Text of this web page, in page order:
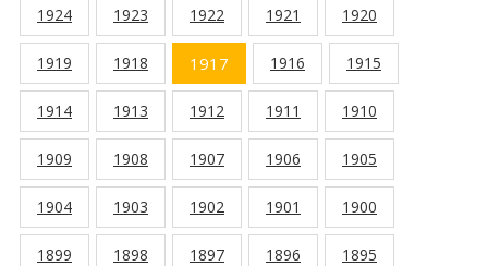
1924 1923 1922 1921 1920
1919 1918 1917 1916 1915
1914 1913 1912 1911 1910
1909 1908 1907 1906 1905
1904 1903 1902 1901 1900
1899 1898 1897 1896 1895